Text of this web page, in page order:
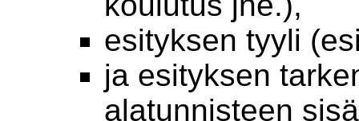
esityksen tyyli
ja esityksen
alatunnisteen